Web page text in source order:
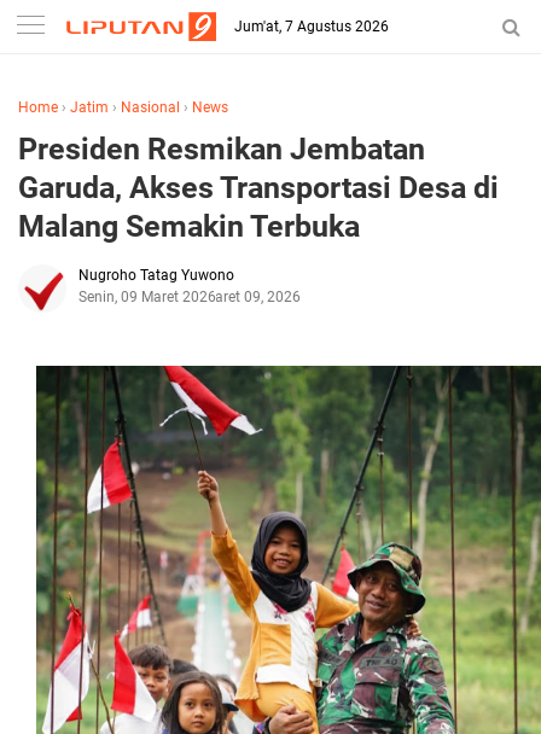
Jum'at, 7 Agustus 2026
Home › Jatim › Nasional › News
Presiden Resmikan Jembatan
Garuda, Akses Transportasi Desa di
Malang Semakin Terbuka
Nugroho Tatag Yuwono
Senin, 09 Maret 2026Maret 09, 2026